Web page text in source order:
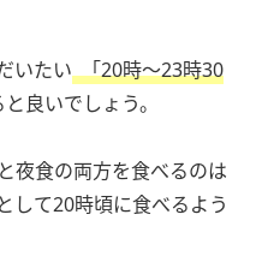
いたい 「20時～23時30
良いでしょう。
夜食の両方を食べるのは
して20時頃に食べるよう